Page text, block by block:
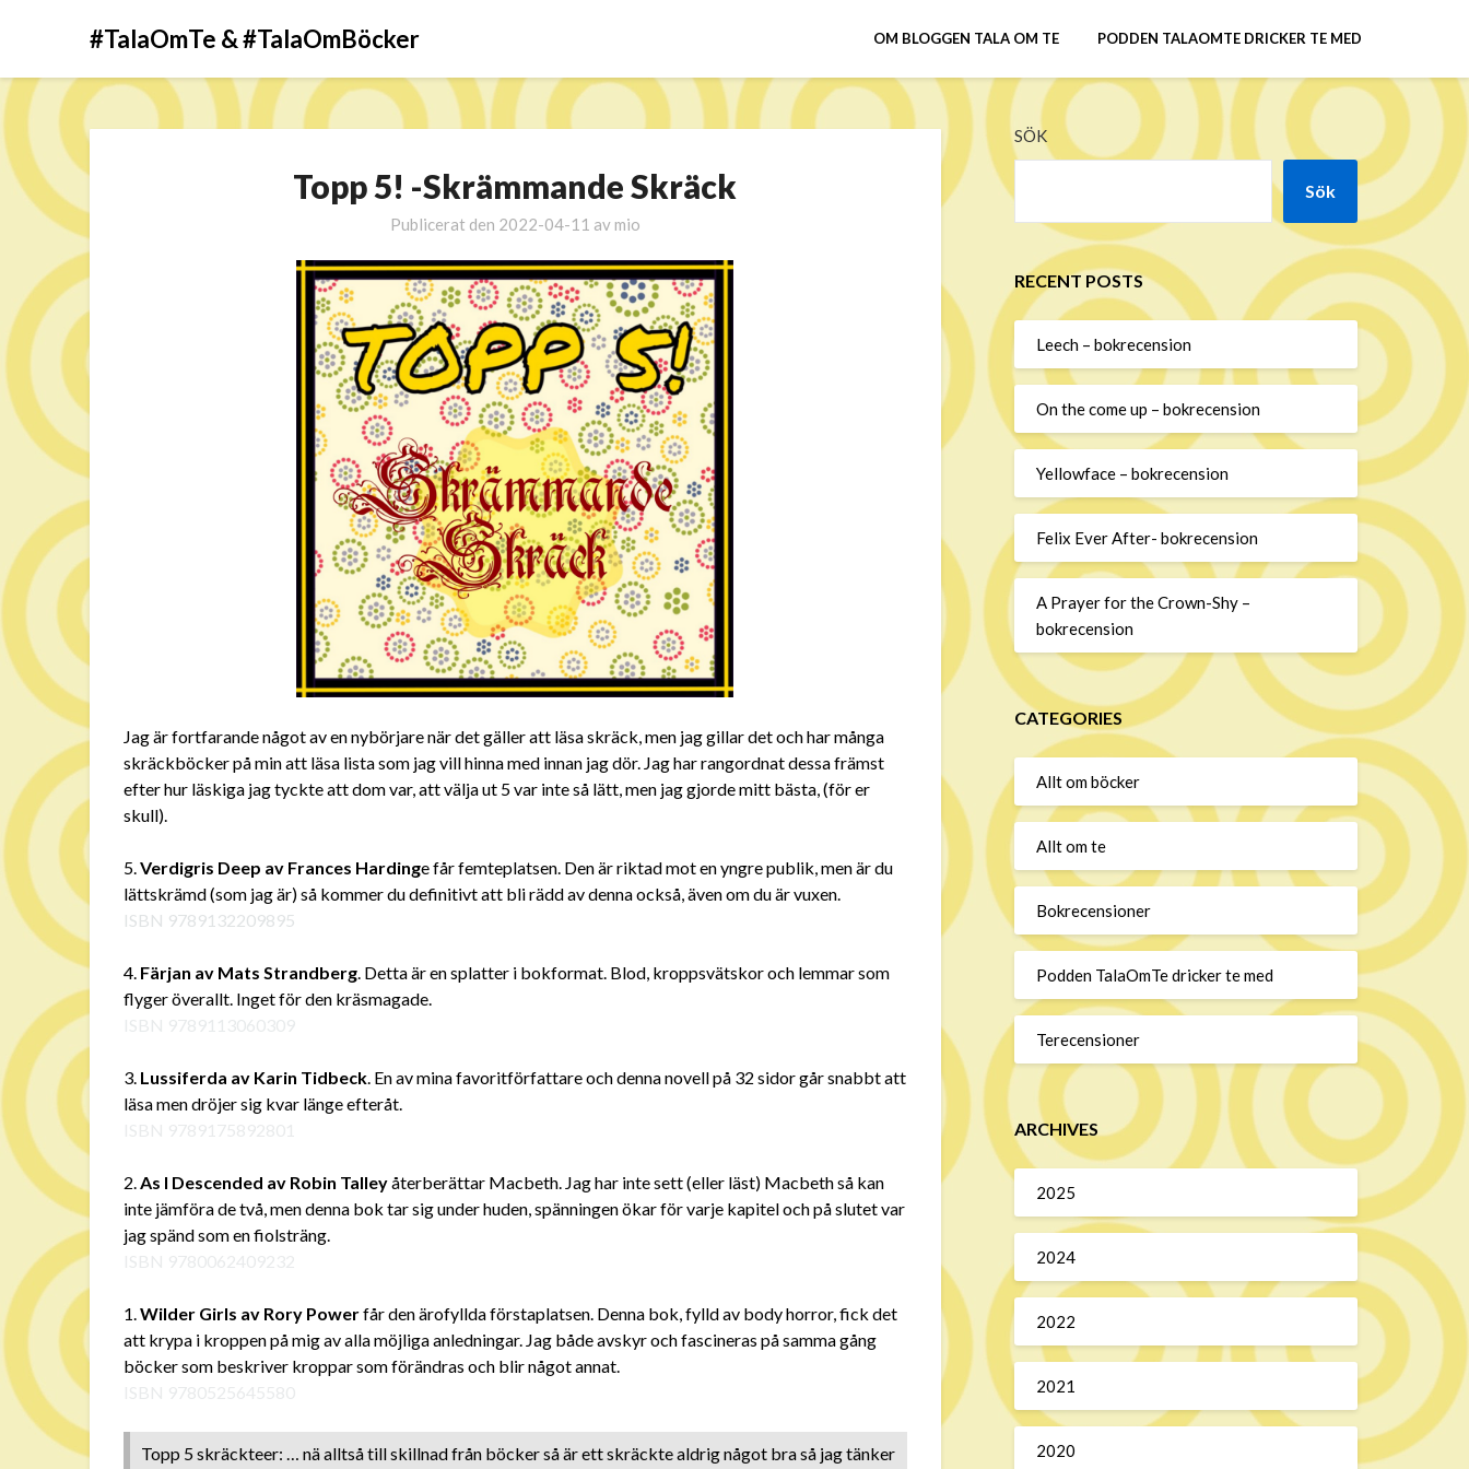
#TalaOmTe & #TalaOmBöcker OM BLOGGEN TALA OM TE PODDEN TALAOMTE DRICKER TE MED
Topp 5! -Skrämmande Skräck
Publicerat den 2022-04-11 av mio
Jag är fortfarande något av en nybörjare när det gäller att läsa skräck, men jag gillar det och har många
skräckböcker på min att läsa lista som jag vill hinna med innan jag dör. Jag har rangordnat dessa främst
efter hur läskiga jag tyckte att dom var, att välja ut 5 var inte så lätt, men jag gjorde mitt bästa, (för er
skull).
5.Verdigris Deep av Frances Hardinge får femteplatsen. Den är riktad mot en yngre publik, men är du
lättskrämd (som jag är) så kommer du definitivt att bli rädd av denna också, även om du är vuxen.
ISBN 9789132209895
4. Färjan av Mats Strandberg. Detta är en splatter i bokformat. Blod, kroppsvätskor och lemmar som
flyger överallt. Inget för den kräsmagade.
ISBN 9789113060309
3. Lussiferda av Karin Tidbeck. En av mina favoritförfattare och denna novell på 32 sidor går snabbt att
läsa men dröjer sig kvar länge efteråt.
2.As I Descended av Robin Talleyåterberättar Macbeth. Jag har inte sett (eller läst) Macbeth så kan
inte jämföra de två, men denna bok tar sig under huden, spänningen ökar för varje kapitel och på slutet var
jag spänd som en fiolsträng.
1.Wilder Girls av Rory Powerfår den ärofyllda förstaplatsen. Denna bok, fylld av body horror, fick det
att krypa i kroppen på mig av alla möjliga anledningar. Jag både avskyr och fascineras på samma gång
böcker som beskriver kroppar som förändras och blir något annat.
Topp 5 skräckteer: … nä alltså till skillnad från böcker så är ett skräckte aldrig något bra så jag tänker
SÖK
Sök
RECENT POSTS
Leech – bokrecension
On the come up – bokrecension
Yellowface – bokrecension
Felix Ever After- bokrecension
A Prayer for the Crown-Shy –
bokrecension
CATEGORIES
Allt om böcker
Allt om te
Bokrecensioner
Podden TalaOmTe dricker te med
Terecensioner
ARCHIVES
2025
2024
2022
2021
2020